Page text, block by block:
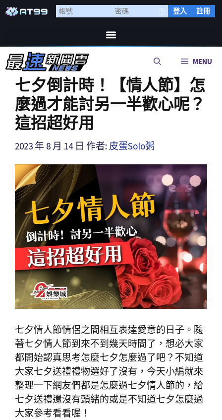
登入 註冊
MENU
七夕倒計時！【情人節】怎
麼過才能討另一半歡心呢？
這招超好用
2023 年 8 月 14 日 作者: 皮蛋Solo粥
七夕情人節情侶之間相互表達愛意的日子。隨
著七夕情人節到來不到幾天時間了，想必大家
都開始認真思考怎麼七夕怎麼過了吧？不知道
大家七夕送禮禮物選好了沒有，今天小編就來
整理一下網友們都是怎麼過七夕情人節的，給
七夕送禮還沒有頭緒的或是不知道七夕怎麼過
大家參考看看喔！